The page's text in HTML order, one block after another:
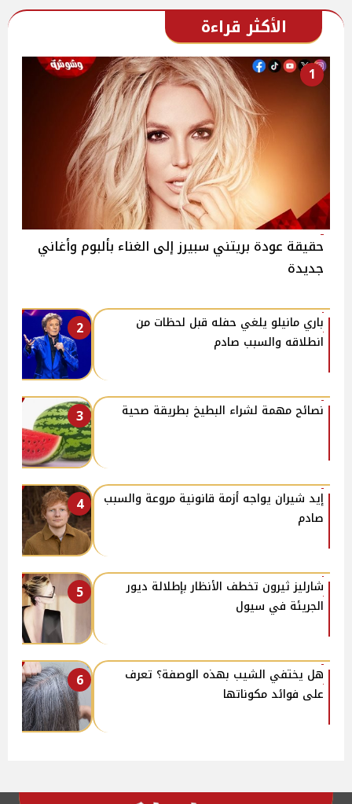
الأكثر قراءة
1
حقيقة عودة بريتني سبيرز إلى الغناء بألبوم وأغاني
جديدة
2
باري مانيلو يلغي حفله قبل لحظات من
انطلاقه والسبب صادم
3 نصائح مهمة لشراء البطيخ بطريقة صحية
4
إيد شيران يواجه أزمة قانونية مروعة والسبب
صادم
5
شارليز ثيرون تخطف الأنظار بإطلالة ديور
الجريئة في سيول
6
هل يختفي الشيب بهذه الوصفة؟ تعرف
على فوائد مكوناتها